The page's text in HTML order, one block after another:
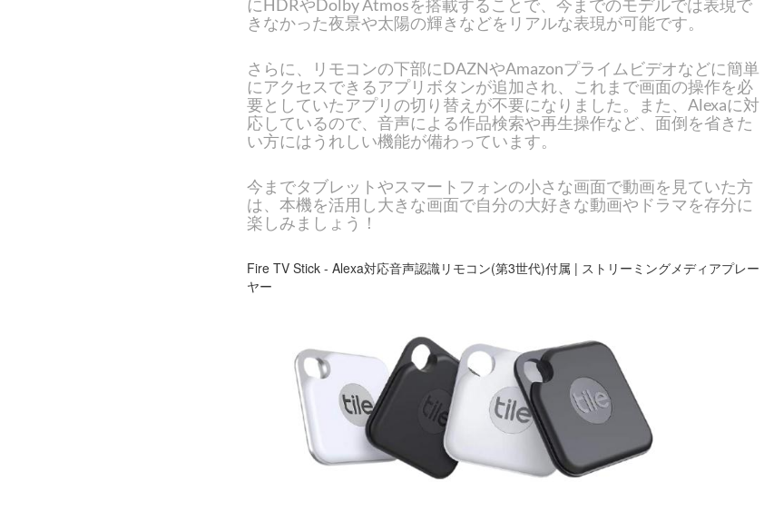
にHDRやDolby Atmosを搭載することで、今までのモデルでは表現で
きなかった夜景や太陽の輝きなどをリアルな表現が可能です。
さらに、リモコンの下部にDAZNやAmazonプライムビデオなどに簡単
にアクセスできるアプリボタンが追加され、これまで画面の操作を必
要としていたアプリの切り替えが不要になりました。また、Alexaに対
応しているので、音声による作品検索や再生操作など、面倒を省きた
い方にはうれしい機能が備わっています。
今までタブレットやスマートフォンの小さな画面で動画を見ていた方
は、本機を活用し大きな画面で自分の大好きな動画やドラマを存分に
楽しみましょう！
Fire TV Stick - Alexa対応音声認識リモコン(第3世代)付属 | ストリーミングメディアプレー
ヤー